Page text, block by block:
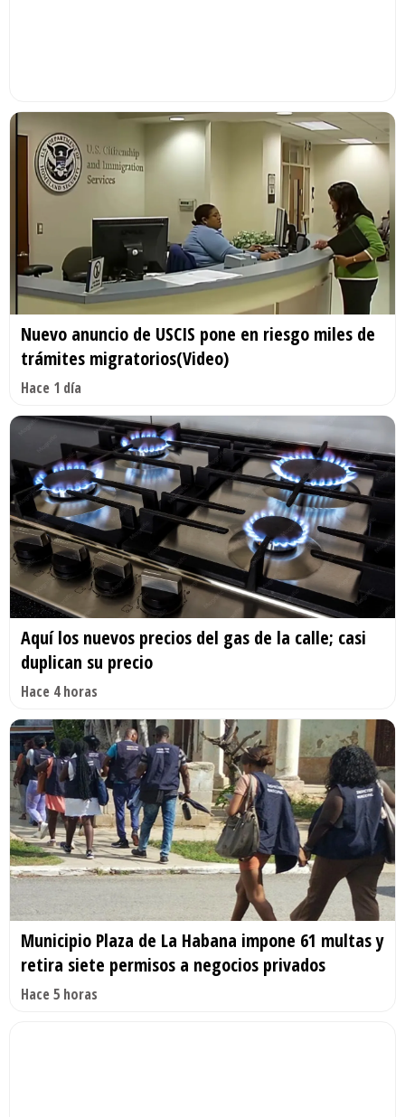
Nuevo anuncio de USCIS pone en riesgo miles de
trámites migratorios(Video)
Hace 1 día
Aquí los nuevos precios del gas de la calle; casi
duplican su precio
Hace 4 horas
Municipio Plaza de La Habana impone 61 multas y
retira siete permisos a negocios privados
Hace 5 horas